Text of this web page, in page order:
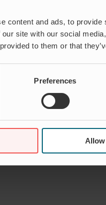
content and ads, to
site with our social
to them or that
Preferences
Allow
Torgny Larsson, VD på
och en del
bland annat webinars,
i normala tider.
i juni nått vårt hittills bästa
våra produkter till 49 länder.
men vi känner stor
och återflöden.